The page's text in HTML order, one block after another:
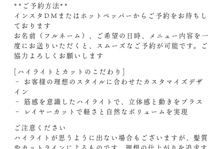
**ご予約方法**
インスタDMまたはホットペッパーからご予約をお待ちし
ております‍
お名前（フルネーム）、ご希望の日時、メニュー内容を一
度にお送りいただくと、スムーズなご予約が可能です。ご
協力よろしくお願いします
[ハイライトとカットのこだわり]
– お客様の理想のスタイルに合わせたカスタマイズデザ
イン
– 筋感を意識したハイライトで、立体感と動きをプラス
– レイヤーカットで軽さと自然なボリュームを実現
ご注意ください️
ハイライトが思うように出ない場合もございますが、髪質